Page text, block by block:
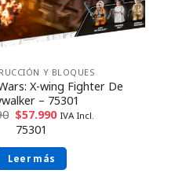
Y BLOQUES
X-wing Fighter De
– 75301
$57.990 IVA Incl.
75301
Leer más